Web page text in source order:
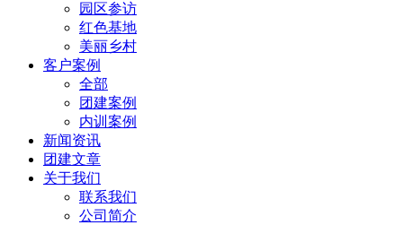
园区参访
红色基地
美丽乡村
客户案例
全部
团建案例
内训案例
新闻资讯
团建文章
关于我们
联系我们
公司简介